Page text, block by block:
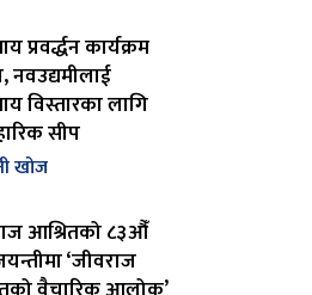
प्रवर्द्धन कार्यक्रम
नवउद्यमीलाई
विस्तारका लागि
सीप
खोज
आश्रितको ८३औँ
‘जीवराज